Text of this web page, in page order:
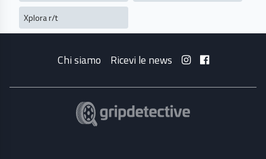
Xplora r/t
Chi siamo Ricevi le news